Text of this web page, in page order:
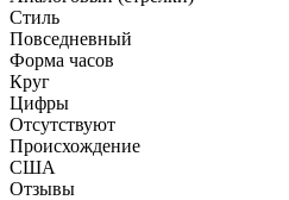
Стиль
Повседневный
Форма часов
Круг
Цифры
Отсутствуют
Происхождение
США
Отзывы